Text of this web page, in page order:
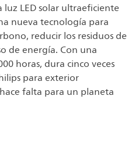
LED solar ultraeficiente
nueva tecnología para
reducir los residuos de
de energía. Con una
horas, dura cinco veces
para exterior
falta para un planeta